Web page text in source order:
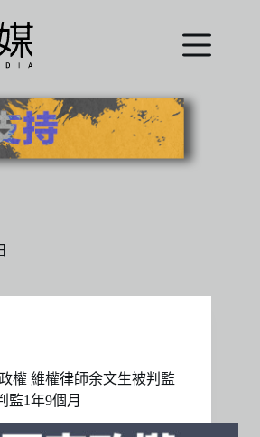
權 維權律師余文生被判監
監1年9個月